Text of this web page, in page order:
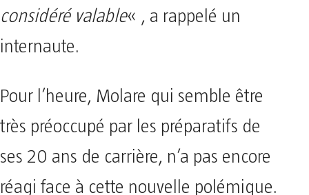
considéré valable« , a rappelé un
internaute.
Pour l’heure, Molare qui semble être
très préoccupé par les préparatifs de
ses 20 ans de carrière, n’a pas encore
réagi face à cette nouvelle polémique.